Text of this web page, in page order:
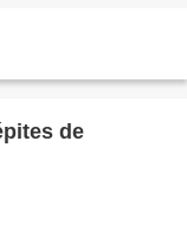
de